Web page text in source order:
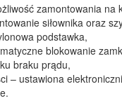
zamontowania
siłownika oraz
podstawka,
blokowanie
braku prądu,
– ustawiona